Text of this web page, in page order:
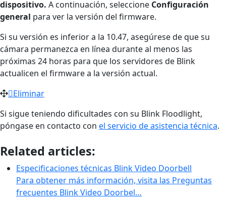
dispositivo. A continuación, seleccione Configuración
general para ver la versión del firmware.
Si su versión es inferior a la 10.47, asegúrese de que su
cámara permanezca en línea durante al menos las
próximas 24 horas para que los servidores de Blink
actualicen el firmware a la versión actual.
Eliminar
Si sigue teniendo dificultades con su Blink Floodlight,
póngase en contacto con el servicio de asistencia técnica.
Related articles:
Especificaciones técnicas Blink Video Doorbell
Para obtener más información, visita las Preguntas
frecuentes Blink Video Doorbel…